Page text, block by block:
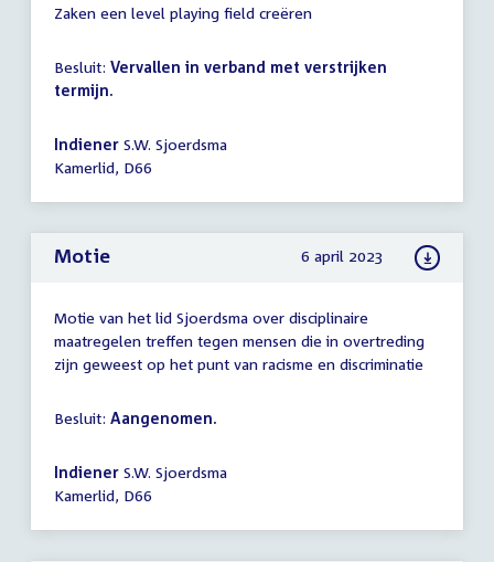
Zaken een level playing field creëren
Besluit: Vervallen in verband met verstrijken
termijn.
Indiener S.W. Sjoerdsma
Kamerlid, D66
Motie 6 april 2023
Motie van het lid Sjoerdsma over disciplinaire
maatregelen treffen tegen mensen die in overtreding
zijn geweest op het punt van racisme en discriminatie
Besluit: Aangenomen.
Indiener S.W. Sjoerdsma
Kamerlid, D66